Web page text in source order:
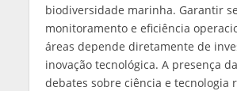
biodiversidade marinha. Garantir
monitoramento e eficiência
áreas depende diretamente de
inovação tecnológica. A presença
debates sobre ciência e tecnologia